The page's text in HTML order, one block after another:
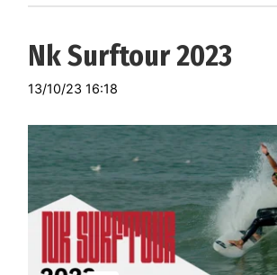
Nk Surftour 2023
13/10/23 16:18